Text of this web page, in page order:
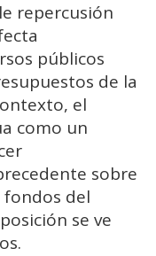
repercusión
públicos
de la
el
como un
sobre
del
se ve